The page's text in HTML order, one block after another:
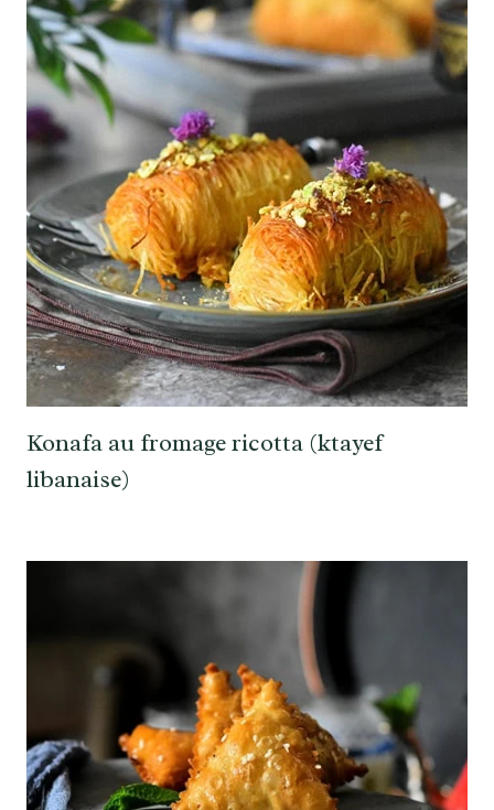
Konafa au fromage ricotta (ktayef
libanaise)